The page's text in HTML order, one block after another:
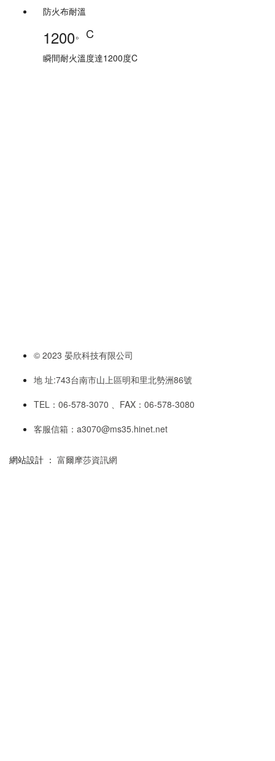
防火布耐溫
1200。C
瞬間耐火溫度達1200度C
© 2023 晏欣科技有限公司
地 址:743台南市山上區明和里北勢洲86號
TEL：06-578-3070 、FAX：06-578-3080
客服信箱：a3070@ms35.hinet.net
網站設計 ： 富爾摩莎資訊網